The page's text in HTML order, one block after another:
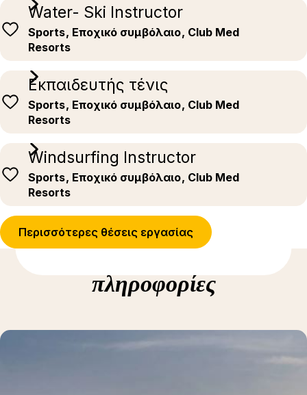
Water- Ski Instructor
Sports, Εποχικό συμβόλαιο, Club Med
Resorts
Εκπαιδευτής τένις
Sports, Εποχικό συμβόλαιο, Club Med
Resorts
Windsurfing Instructor
Sports, Εποχικό συμβόλαιο, Club Med
Resorts
Περισσότερες θέσεις εργασίας
πληροφορίες